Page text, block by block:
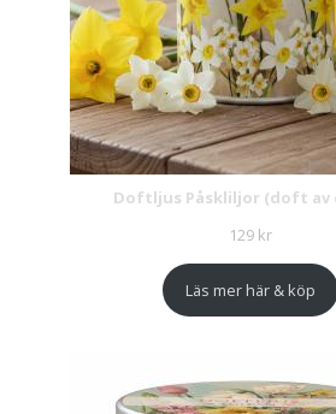
Doftljus Påskliljor (doft av
129 kr
Läs mer här & köp